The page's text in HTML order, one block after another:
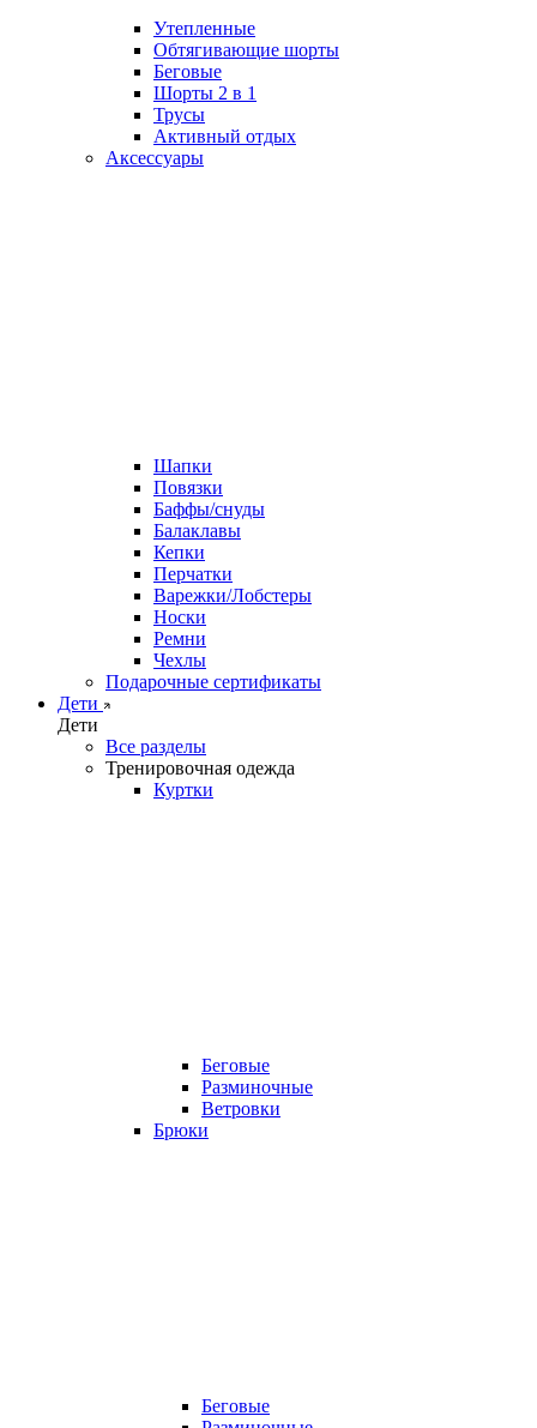
Утепленные
Обтягивающие шорты
Беговые
Шорты 2 в 1
Трусы
Активный отдых
Аксессуары
Шапки
Повязки
Баффы/снуды
Балаклавы
Кепки
Перчатки
Варежки/Лобстеры
Носки
Ремни
Чехлы
Подарочные сертификаты
Дети
Дети
Все разделы
Тренировочная одежда
Куртки
Беговые
Разминочные
Ветровки
Брюки
Беговые